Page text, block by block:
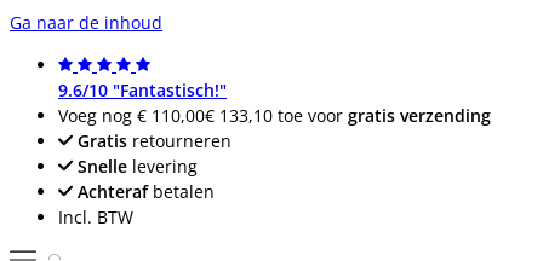
Ga naar de inhoud
9.6/10 "Fantastisch!"
Voeg nog € 110,00€ 133,10 toe voor gratis verzending
Gratis retourneren
Snelle levering
Achterafbetalen
Incl. BTW